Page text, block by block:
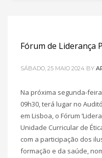
Fórum de Liderança
SÁBADO, 25 MAIO 2024 BY
Na próxima segunda-
09h30, terá lugar no
em Lisboa, o Fórum
Unidade Curricular de
com a participação dos
formação e da saúde,